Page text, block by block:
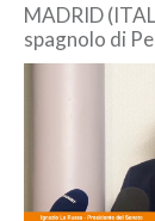
MADRID
spagnolo di
di
controlli alle